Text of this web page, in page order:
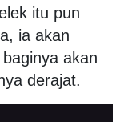
itu pun
ia akan
akan
derajat.